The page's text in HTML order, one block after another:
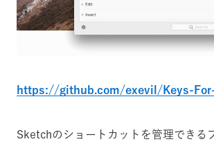
https://github.com/exevil/Keys-
Sketchのショートカットを管理できる